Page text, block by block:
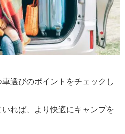
選びのポイントをチェックし
れば、より快適にキャンプを